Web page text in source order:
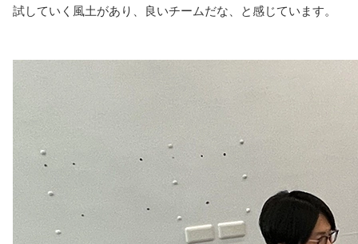
試していく風土があり、良いチームだな、と感じています。